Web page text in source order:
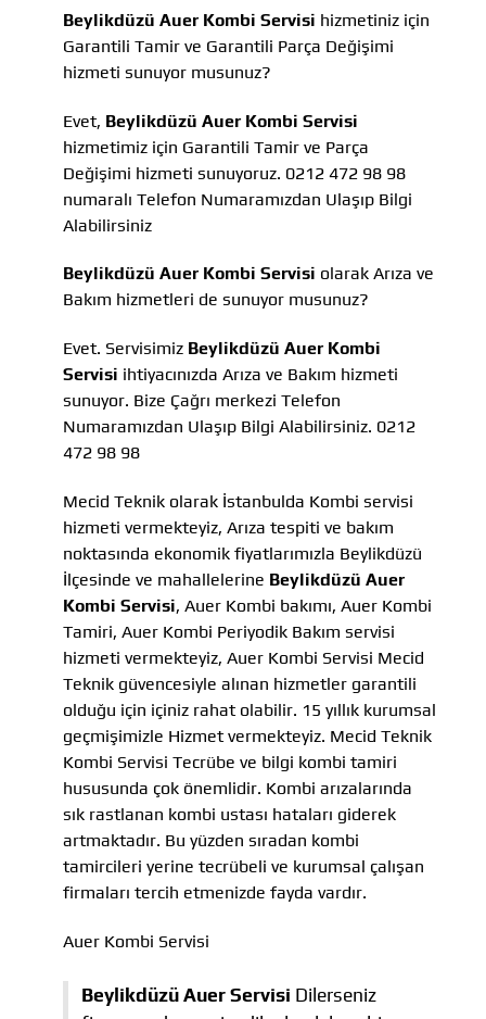
Beylikdüzü Auer Kombi Servisi hizmetiniz için
Garantili Tamir ve Garantili Parça Değişimi
hizmeti sunuyor musunuz?
Evet, Beylikdüzü Auer Kombi Servisi
hizmetimiz için Garantili Tamir ve Parça
Değişimi hizmeti sunuyoruz. 0212 472 98 98
numaralı Telefon Numaramızdan Ulaşıp Bilgi
Alabilirsiniz
Beylikdüzü Auer Kombi Servisi olarak Arıza ve
Bakım hizmetleri de sunuyor musunuz?
Evet. Servisimiz Beylikdüzü Auer Kombi
Servisi ihtiyacınızda Arıza ve Bakım hizmeti
sunuyor. Bize Çağrı merkezi Telefon
Numaramızdan Ulaşıp Bilgi Alabilirsiniz. 0212
472 98 98
Mecid Teknik olarak İstanbulda Kombi servisi
hizmeti vermekteyiz, Arıza tespiti ve bakım
noktasında ekonomik fiyatlarımızla Beylikdüzü
İlçesinde ve mahallelerine Beylikdüzü Auer
Kombi Servisi, Auer Kombi bakımı, Auer Kombi
Tamiri, Auer Kombi Periyodik Bakım servisi
hizmeti vermekteyiz, Auer Kombi Servisi Mecid
Teknik güvencesiyle alınan hizmetler garantili
olduğu için içiniz rahat olabilir. 15 yıllık kurumsal
geçmişimizle Hizmet vermekteyiz. Mecid Teknik
Kombi Servisi Tecrübe ve bilgi kombi tamiri
hususunda çok önemlidir. Kombi arızalarında
sık rastlanan kombi ustası hataları giderek
artmaktadır. Bu yüzden sıradan kombi
tamircileri yerine tecrübeli ve kurumsal çalışan
firmaları tercih etmenizde fayda vardır.
Auer Kombi Servisi
Beylikdüzü Auer Servisi Dilerseniz